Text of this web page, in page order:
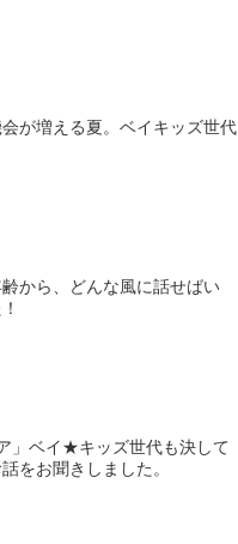
が増える夏。ベイキッズ世代
から、どんな風に話せばい
」ベイ★キッズ世代も決して
をお聞きしました。